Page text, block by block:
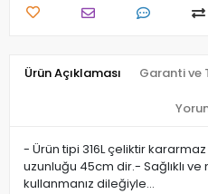
Ürün Açıklaması Garanti ve
- Ürün tipi 316L çeliktir
uzunluğu 45cm dir.- Sağlıklı
kullanmanız dileğiyle…